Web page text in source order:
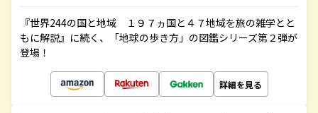
『世界244の国と地域 １９７ヵ国と４７地域を旅の雑学とと
もに解説』に続く、「地球の歩き方」の図鑑シリーズ第２弾が
登場！
詳細を見る